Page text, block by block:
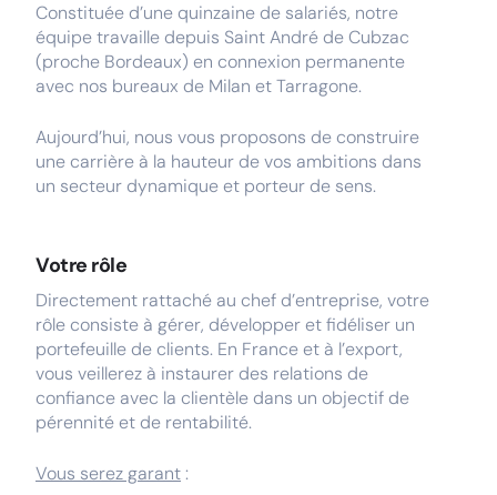
Constituée d’une quinzaine de salariés, notre
équipe travaille depuis Saint André de Cubzac
(proche Bordeaux) en connexion permanente
avec nos bureaux de Milan et Tarragone.
Aujourd’hui, nous vous proposons de construire
une carrière à la hauteur de vos ambitions dans
un secteur dynamique et porteur de sens.
Votre rôle
Directement rattaché au chef d’entreprise, votre
rôle consiste à gérer, développer et fidéliser un
portefeuille de clients. En France et à l’export,
vous veillerez à instaurer des relations de
confiance avec la clientèle dans un objectif de
pérennité et de rentabilité.
Vous serez garant: